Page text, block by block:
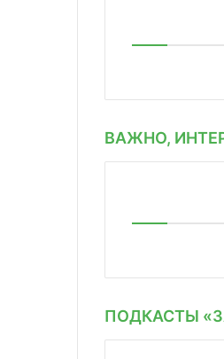
ВАЖНО,
ПОДКАСТЫ